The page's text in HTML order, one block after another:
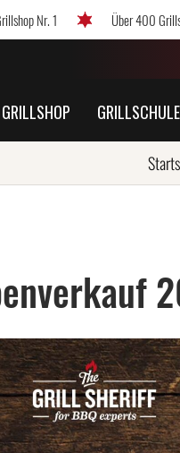
Nr. 1 Über 400
GRILLSHOP GRILLSCHULE